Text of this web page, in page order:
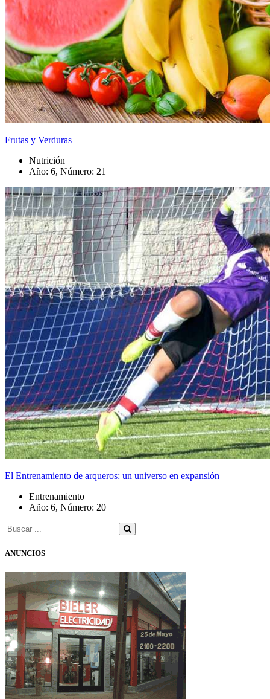
Frutas y Verduras
Nutrición
Año: 6, Número: 21
El Entrenamiento de arqueros: un universo en expansión
Entrenamiento
Año: 6, Número: 20
ANUNCIOS